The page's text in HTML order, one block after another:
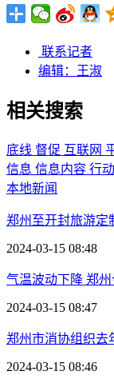
联系记者
编辑：王淑
相关搜索
底线 督促 互联网
信息 信息内容 行动
本地新闻
郑州至开封旅游定
2024-03-15 08:48
气温波动下降 郑
2024-03-15 08:47
郑州市消协组织去
2024-03-15 08:46